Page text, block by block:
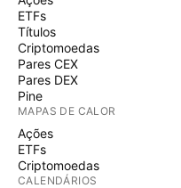
ETFs
Títulos
Criptomoedas
Pares CEX
Pares DEX
Pine
MAPAS DE CALOR
Ações
ETFs
Criptomoedas
CALENDÁRIOS